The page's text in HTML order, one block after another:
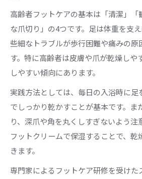
管理法
健康維持に役立つ高齢者フット
高齢者フットケアで毎日で
本
健康維持に役立つ高齢者フ
高齢者フットケアを習慣化
ート術
高齢者フットケアで注意し
イント
コツ
高齢者フットケアの基本は「清潔」「
な爪切り」の4つです。足は体重を支え
些細なトラブルが歩行困難や痛みの原
す。特に高齢者は皮膚や爪が乾燥しや
しやすい傾向にあります。
実践方法としては、毎日の入浴時に足
でしっかり乾かすことが基本です。ま
り、深爪や角を丸くしすぎないよう注
フットクリームで保湿することで、乾
きます。
専門家によるフットケア研修を受け